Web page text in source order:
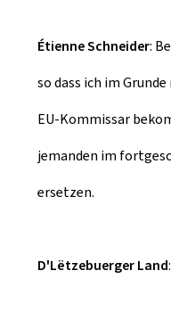
Étienne Schneider:
so dass ich im
EU-Kommissar
jemanden im
ersetzen.
D'Lëtzebuerger Land